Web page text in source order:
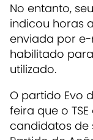
No entanto,
indicou horas
enviada por
habilitado
utilizado.
O partido Evo
feira que o
candidatos de